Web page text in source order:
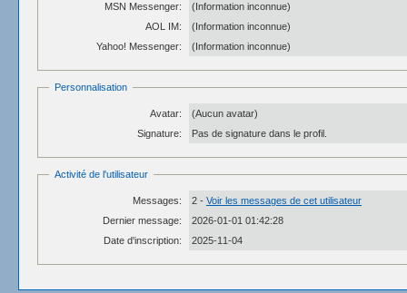
MSN Messenger:
(Information inconnue)
AOL IM:
(Information inconnue)
Yahoo! Messenger:
(Information inconnue)
Personnalisation
Avatar:
(Aucun avatar)
Signature:
Pas de signature dans le profil.
Activité de l'utilisateur
Messages: 2 - Voir les messages de cet utilisateur
Dernier message:
2026-01-01 01:42:28
Date d'inscription:
2025-11-04